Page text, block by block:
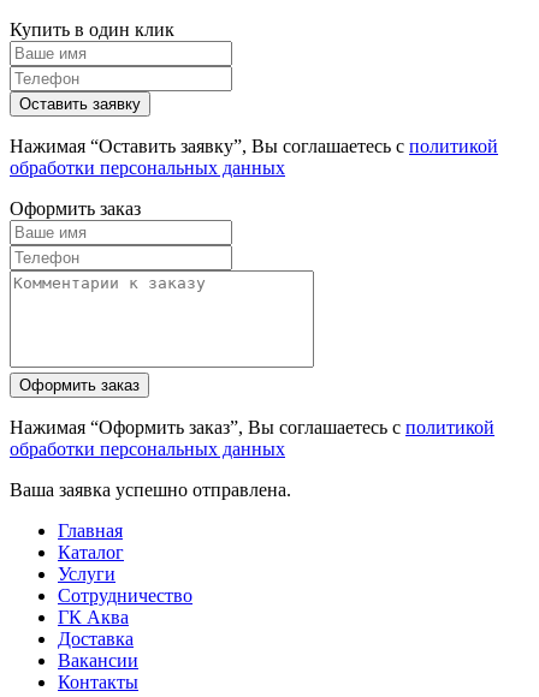
Купить в один клик
Нажимая “Оставить заявку”, Вы соглашаетесь с политикой
обработки персональных данных
Оформить заказ
Нажимая “Оформить заказ”, Вы соглашаетесь с политикой
обработки персональных данных
Ваша заявка успешно отправлена.
Главная
Каталог
Услуги
Сотрудничество
ГК Аква
Доставка
Вакансии
Контакты